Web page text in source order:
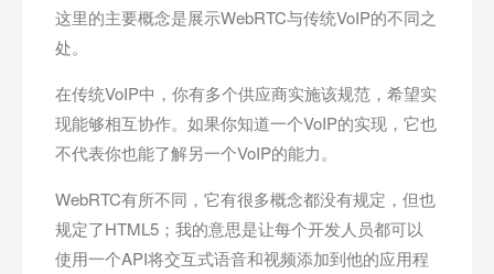
这里的主要概念是展示WebRTC与传统VoIP的不同之
处。
在传统VoIP中，你有多个供应商实施该规范，希望实
现能够相互协作。如果你知道一个VoIP的实现，它也
不代表你也能了解另一个VoIP的能力。
WebRTC有所不同，它有很多概念都没有规定，但也
规定了HTML5；我的意思是让每个开发人员都可以
使用一个API将交互式语音和视频添加到他的应用程